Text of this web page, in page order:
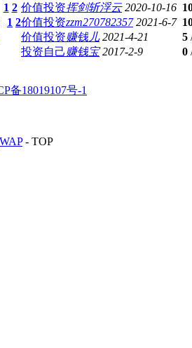
1 2 价值投资挥剑斩浮云 2020-10-16
1 2价值投资zzm270782357 2021-6-7
价值投资赚钱儿 2021-4-21 5
投资自己赚钱宝 2017-2-9 0
备18019107号-1
WAP- TOP